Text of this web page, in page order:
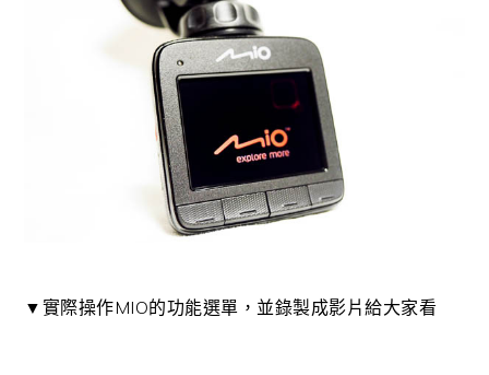
▼實際操作MIO的功能選單，並錄製成影片給大家看